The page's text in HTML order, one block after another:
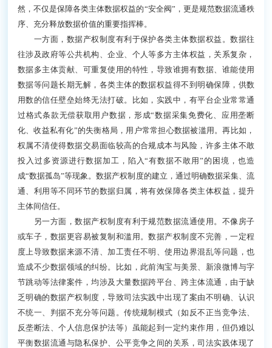
然，不仅是保障各类主体数据权益的“安全阀”，更是规范数据流通秩
序、充分释放数据价值的重要指挥棒。
一方面，数据产权制度有利于保护各类主体数据权益。数据往
往涉及政府等公共机构、企业、个人等多方主体权益，关系复杂，
数据多主体贡献、可重复使用的特性，导致谁拥有数据、谁能使用
数据等问题长期无解，各类主体的数据权益得不到明确保障，供数
用数的信任壁垒始终无法打破。比如，实践中，有平台企业常常通
过格式条款无偿获取用户数据，形成“数据采集免费化、应用垄断
化、收益私有化”的失衡格局，用户常常担心数据被滥用。再比如，
权属不清使得数据交易面临较高的合规成本与风险，许多主体不敢
投入过多资源进行数据加工，陷入“有数据不敢用”的困境，也造
成“数据孤岛”等现象。数据产权制度的建立，通过明确数据采集、流
通、利用等不同环节的数据归属，将有效保障各类主体权益，提升
主体间信任。
另一方面，数据产权制度有利于规范数据流通使用。不像房子
或车子，数据更容易被复制和滥用。数据产权制度不完善，一定程
度上导致数据来源不清、加工责任不明、使用边界混乱等问题，也
造成不少数据领域的纠纷。比如，此前淘宝与美景、新浪微博与字
节跳动等法律案件，均涉及大量数据跨平台、跨主体流通，由于缺
乏明确的数据产权制度，导致司法实践中出现了案由不明确、认识
不统一、判据不充分等问题。传统规制模式（如反不正当竞争法、
反垄断法、个人信息保护法等）虽能起到一定约束作用，但仍难以
平衡数据流通与隐私保护、公平竞争之间的关系，司法实践体现了